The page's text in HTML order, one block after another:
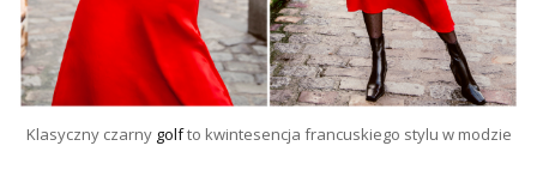
Klasyczny czarny golfto kwintesencja francuskiego stylu w modzie